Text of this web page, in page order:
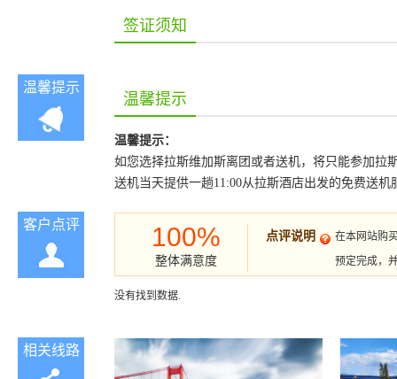
签证须知
温馨提示
温馨提示
温馨提示：
如您选择拉斯维加斯离团或者送机，将只能参加拉
送机当天提供一趟11:00从拉斯酒店出发的免费送
客户点评 100%
整体满意度
点评说明
在本网站购
预定完成，
没有找到数据.
相关线路